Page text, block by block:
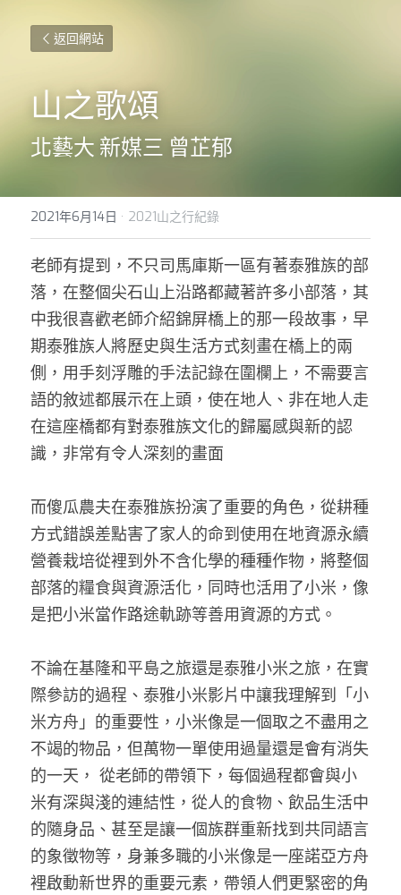
返回網站
山之歌頌
北藝大 新媒三 曾芷郁
2021年6月14日 · 2021山之行紀錄
老師有提到，不只司馬庫斯一區有著泰雅族的部
落，在整個尖石山上沿路都藏著許多小部落，其
中我很喜歡老師介紹錦屏橋上的那一段故事，早
期泰雅族人將歷史與生活方式刻畫在橋上的兩
側，用手刻浮雕的手法記錄在圍欄上，不需要言
語的敘述都展示在上頭，使在地人、非在地人走
在這座橋都有對泰雅族文化的歸屬感與新的認
識，非常有令人深刻的畫面
而傻瓜農夫在泰雅族扮演了重要的角色，從耕種
方式錯誤差點害了家人的命到使用在地資源永續
營養栽培從裡到外不含化學的種種作物，將整個
部落的糧食與資源活化，同時也活用了小米，像
是把小米當作路途軌跡等善用資源的方式。
不論在基隆和平島之旅還是泰雅小米之旅，在實
際參訪的過程、泰雅小米影片中讓我理解到「小
米方舟」的重要性，小米像是一個取之不盡用之
不竭的物品，但萬物一單使用過量還是會有消失
的一天， 從老師的帶領下，每個過程都會與小
米有深與淺的連結性，從人的食物、飲品生活中
的隨身品、甚至是讓一個族群重新找到共同語言
的象徵物等，身兼多職的小米像是一座諾亞方舟
裡啟動新世界的重要元素，帶領人們更緊密的角